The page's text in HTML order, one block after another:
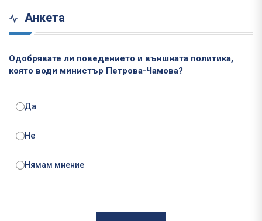
Анкета
Одобрявате ли поведението и външната политика,
която води министър Петрова-Чамова?
Да
Не
Нямам мнение